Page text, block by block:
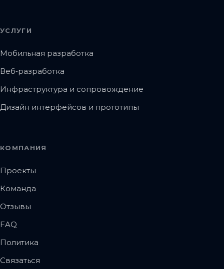
УСЛУГИ
Мобильная разработка
Веб‑разработка
Инфраструктура и сопровождение
Дизайн интерфейсов и прототипы
КОМПАНИЯ
Проекты
Команда
Отзывы
FAQ
Политика
Связаться